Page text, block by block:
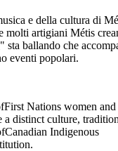
e della cultura di
molti artigiani Métis
ballando che
eventi popolari.
Nations women
a distinct culture,
Indigenous